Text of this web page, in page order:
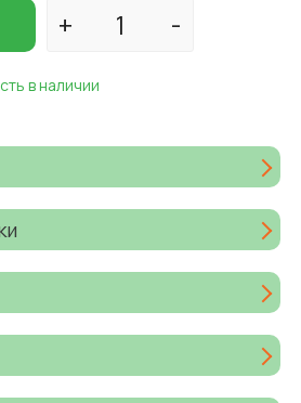
в наличии